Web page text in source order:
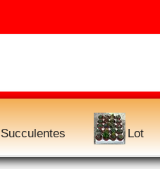
Succulentes Lot